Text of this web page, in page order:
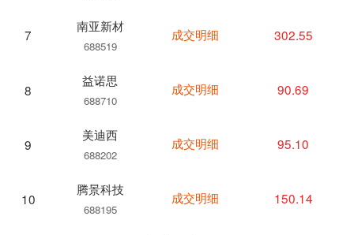
7
南亚新材
688519
8
益诺思
688710
9
美迪西
688202
10
腾景科技
688195
成交明细 302.55
成交明细 90.69
成交明细 95.10
成交明细 150.14